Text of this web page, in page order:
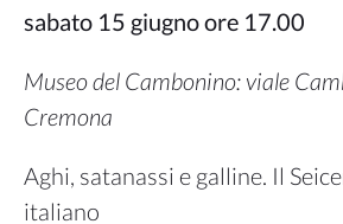
sabato 15 giugno ore 17.00
Museo del Cambonino: viale
Cremona
Aghi, satanassi e galline. Il
italiano